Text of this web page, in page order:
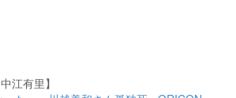
江有里】